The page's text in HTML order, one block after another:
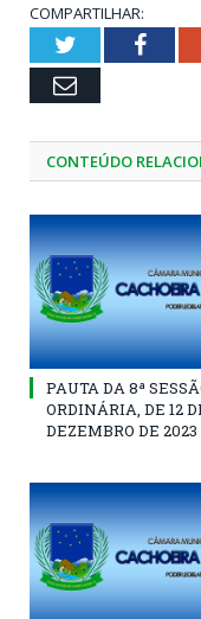
COMPARTILHAR:
Twitter
Email
CONTEÚDO
PAUTA DA 8ª
ORDINÁRIA, DE 12
DEZEMBRO DE 2023